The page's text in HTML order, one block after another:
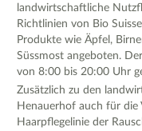
landwirtschaftliche
Richtlinien von Bio
Produkte wie Äpfel,
Süssmost angeboten.
von 8:00 bis 20:00 Uhr
Zusätzlich zu den
Henauerhof auch für die
Haarpflegelinie der